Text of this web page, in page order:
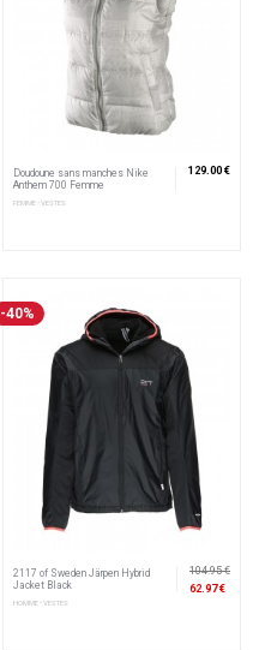
Doudoune sans manches Nike
Anthem 700 Femme
FEMME • VESTES
129.00 €
-40%
2117 of Sweden Järpen Hybrid
Jacket Black
HOMME • VESTES
104.95 €
62.97 €